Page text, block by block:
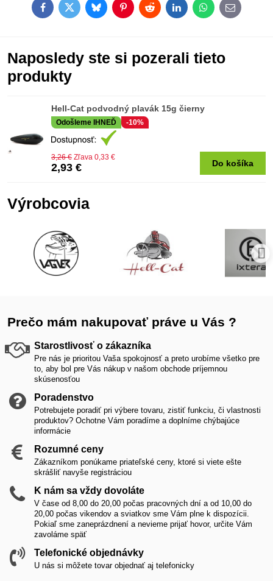
FacebookTwitterBlueskyPinterestRedditLinkedInWhatsApp
E-
mail
Naposledy ste si pozerali tieto
produkty
Hell-Cat podvodný plavák 15g čierny
Odošleme IHNEĎ -10%
2,93 €
3,26 € Zľava 0,33 €
Do košíka
Výrobcovia
Prečo mám nakupovať práve u Vás ?
Starostlivosť o zákazníka
Pre nás je prioritou Vaša spokojnosť a preto urobíme všetko pre
to, aby bol pre Vás nákup v našom obchode príjemnou
skúsenosťou
Poradenstvo
Potrebujete poradiť pri výbere tovaru, zistiť funkciu, či vlastnosti
produktov? Ochotne Vám poradíme a doplníme chýbajúce
informácie
Rozumné ceny
Zákazníkom ponúkame priateľské ceny, ktoré si viete ešte
skrášliť navyše registráciou
K nám sa vždy dovoláte
V čase od 8,00 do 20,00 počas pracovných dní a od 10,00 do
20,00 počas vikendov a sviatkov sme Vám plne k dispozícii.
Pokiaľ sme zaneprázdnení a nevieme prijať hovor, určite Vám
zavoláme späť
Telefonické objednávky
U nás si môžete tovar objednať aj telefonicky